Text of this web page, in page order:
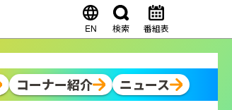
EN 検索 番組表
コーナー紹介 ニュース